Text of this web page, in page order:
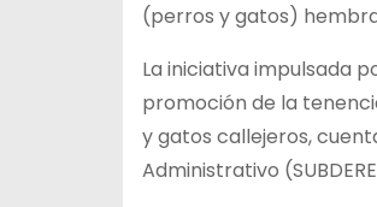
(perros y gatos)
La iniciativa impulsada
promoción de la
y gatos callejeros,
Administrativo